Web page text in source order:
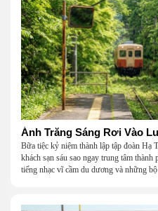
Ánh Trăng Sáng Rơi Vào
Bữa tiệc kỷ niệm thành lập tập đoàn Hạ
khách sạn sáu sao ngay trung tâm
tiếng nhạc vĩ cầm du dương và những